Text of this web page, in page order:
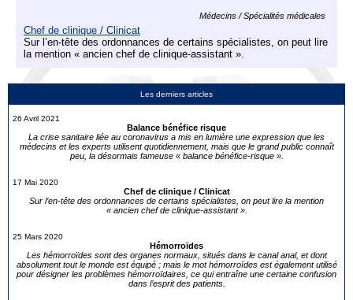
Les derniers articles
26 Avril 2021
Balance bénéfice risque
La crise sanitaire liée au coronavirus a mis en lumière une expression que les
médecins et les experts utilisent quotidiennement, mais que le grand public connaît
peu, la désormais fameuse « balance bénéfice-risque ».
17 Mai 2020
Chef de clinique / Clinicat
Sur l’en-tête des ordonnances de certains spécialistes, on peut lire la mention
« ancien chef de clinique-assistant ».
25 Mars 2020
Hémorroïdes
Les hémorroïdes sont des organes normaux, situés dans le canal anal, et dont
absolument tout le monde est équipé ; mais le mot hémorroïdes est également utilisé
pour désigner les problèmes hémorroïdaires, ce qui entraîne une certaine confusion
dans l’esprit des patients.
Médecins / Spécialités médicales
Chef de clinique / Clinicat
Sur l’en-tête des ordonnances de certains spécialistes, on peut lire
la mention « ancien chef de clinique-assistant ».